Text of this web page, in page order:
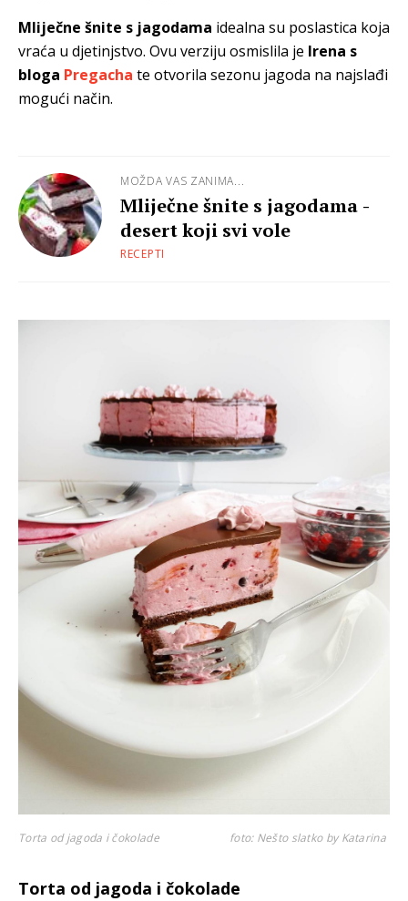
Mliječne šnite s jagodama idealna su poslastica koja
vraća u djetinjstvo. Ovu verziju osmislila je Irena s
bloga Pregacha te otvorila sezonu jagoda na najslađi
mogući način.
MOŽDA VAS ZANIMA...
Mliječne šnite s jagodama -
desert koji svi vole
RECEPTI
Torta od jagoda i čokolade foto: Nešto slatko by Katarina
Torta od jagoda i čokolade